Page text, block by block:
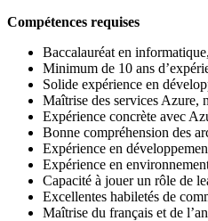
Compétences requises
Baccalauréat en
Minimum de 10 ans
Solide expérience en
Maîtrise des services Azure,
Expérience concrète avec
Bonne compréhension des
Expérience en
Expérience en
Capacité à jouer un rôle de
Excellentes habiletés de
Maîtrise du français et de